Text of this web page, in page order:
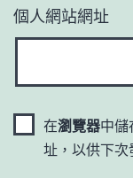
個人網站網址
在瀏覽器中儲
址，以供下次